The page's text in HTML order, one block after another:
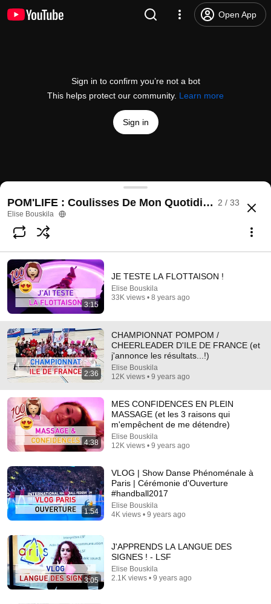
Open App
Sign in to confirm you’re not a bot
This helps protect our community. Learn more
Sign in
CHAMPIONNAT POMPOM / CHEERLEADER
@elisebouskila 44 likes
Subscribe
Comments 2
Comment...
Championnat du monde pompons FRANCE 2022
EINDHOVEN
Givry Starlett Club • 97K views
POM'LIFE : Coulisses De Mon Quotidien !2 / 33
Elise Bouskila
3:15
JE TESTE LA FLOTTAISON !
Elise Bouskila
33K views • 8 years ago
2:36
CHAMPIONNAT POMPOM /
CHEERLEADER D'ILE DE FRANCE (et
j'annonce les résultats...!)
Elise Bouskila
12K views • 9 years ago
4:38
MES CONFIDENCES EN PLEIN
MASSAGE (et les 3 raisons qui
m'empêchent de me détendre)
Elise Bouskila
12K views • 9 years ago
1:54
VLOG | Show Danse Phénoménale à
Paris | Cérémonie d'Ouverture
#handball2017
Elise Bouskila
4K views • 9 years ago
3:05
J'APPRENDS LA LANGUE DES
SIGNES ! - LSF
Elise Bouskila
2.1K views • 9 years ago